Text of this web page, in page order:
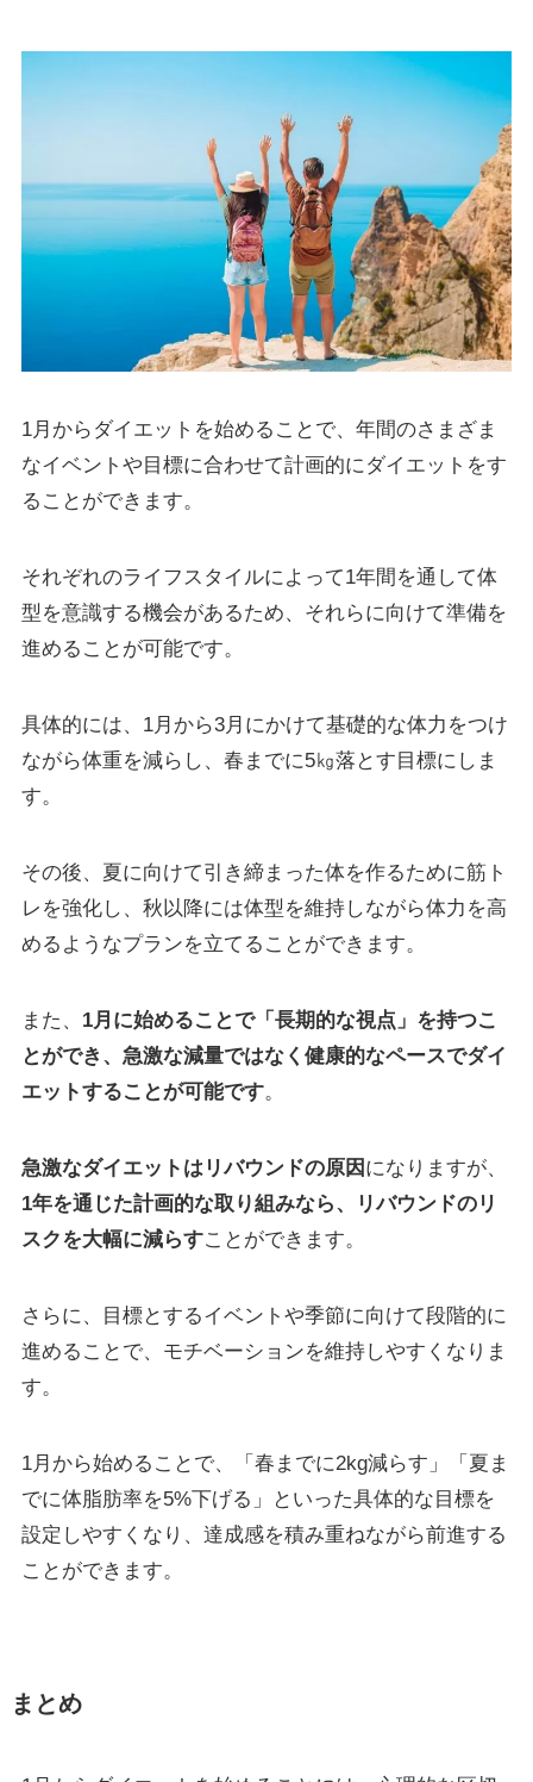
1月からダイエットを始めることで、年間のさまざま
なイベントや目標に合わせて計画的にダイエットをす
ることができます。
それぞれのライフスタイルによって1年間を通して体
型を意識する機会があるため、それらに向けて準備を
進めることが可能です。
具体的には、1月から3月にかけて基礎的な体力をつけ
ながら体重を減らし、春までに5㎏落とす目標にしま
す。
その後、夏に向けて引き締まった体を作るために筋ト
レを強化し、秋以降には体型を維持しながら体力を高
めるようなプランを立てることができます。
また、 1月に始めることで「長期的な視点」を持つこ
とができ、急激な減量ではなく健康的なペースでダイ
エットすることが可能です。
急激なダイエットはリバウンドの原因 になりますが、
1年を通じた計画的な取り組みなら、リバウンドのリ
スクを大幅に減らすことができます。
さらに、目標とするイベントや季節に向けて段階的に
進めることで、モチベーションを維持しやすくなりま
す。
1月から始めることで、「春までに2kg減らす」「夏ま
でに体脂肪率を5%下げる」といった具体的な目標を
設定しやすくなり、達成感を積み重ねながら前進する
ことができます。
まとめ